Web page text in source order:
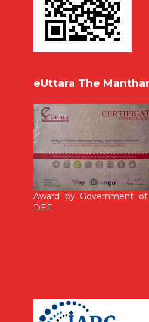
eUttara The
Award by Government
DEF